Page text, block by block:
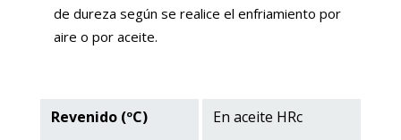
de dureza según se realice el enfriamiento por
aire o por aceite.
Revenido (ºC) En aceite HRc